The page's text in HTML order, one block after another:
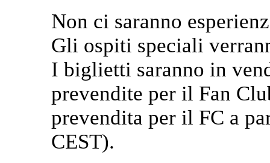
Non ci saranno
Gli ospiti speciali
I biglietti saranno in
prevendite per il Fan
prevendita per il FC a
CEST).